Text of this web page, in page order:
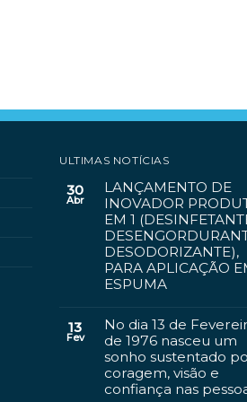
ULTIMAS NOTÍCIAS
30
Abr
LANÇAMENTO DE
INOVADOR
EM 1
DESODORIZANTE),
PARA APLICAÇÃO
ESPUMA
13
Fev
No dia 13 de
de 1976 nasceu um
sonho sustentado
coragem, visão e
confiança nas